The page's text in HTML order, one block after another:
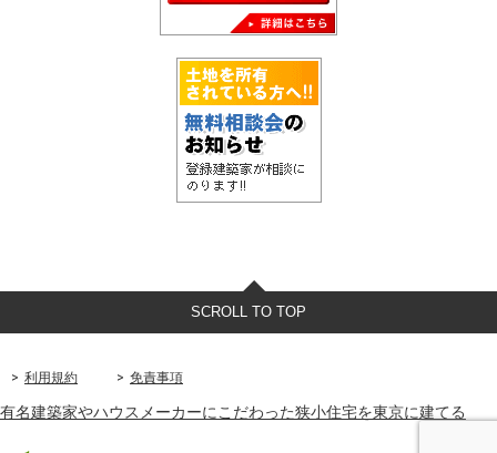
SCROLL TO TOP
利用規約 免責事項
有名建築家やハウスメーカーにこだわった狭小住宅を東京に建てる